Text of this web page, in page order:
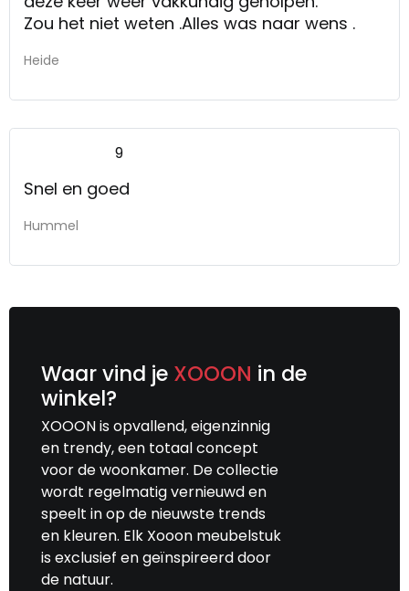
Zou het niet weten .Alles was naar wens .
Heide
9
Snel en goed
Hummel
Waar vind je XOOON in de
winkel?
XOOON is opvallend, eigenzinnig
en trendy, een totaal concept
voor de woonkamer. De collectie
wordt regelmatig vernieuwd en
speelt in op de nieuwste trends
en kleuren. Elk Xooon meubelstuk
is exclusief en geïnspireerd door
de natuur.